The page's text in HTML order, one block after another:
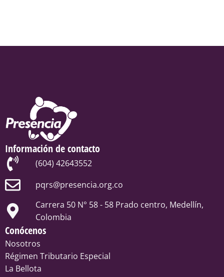
Información de contacto
(604) 42643552
pqrs@presencia.org.co
Carrera 50 N° 58 - 58 Prado centro, Medellín,
Colombia
Conócenos
Nosotros
Régimen Tributario Especial
La Bellota